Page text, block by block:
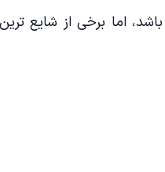
اما برخی از شایع